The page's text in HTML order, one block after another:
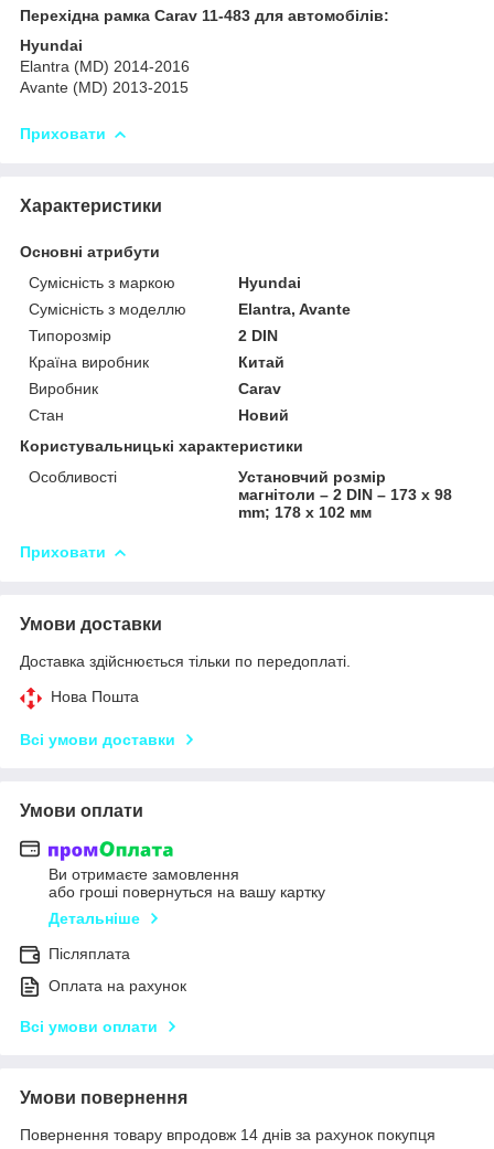
Перехідна рамка Carav 11-483 для автомобілів:
Hyundai
Elantra (MD) 2014-2016
Avante (MD) 2013-2015
Приховати
Характеристики
Основні атрибути
Сумісність з маркою
Hyundai
Сумісність з моделлю
Elantra, Avante
Типорозмір
2 DIN
Країна виробник
Китай
Виробник
Carav
Стан
Новий
Користувальницькі характеристики
Особливості
Установчий розмір
магнітоли – 2 DIN – 173 x 98
mm; 178 x 102 мм
Приховати
Умови доставки
Доставка здійснюється тільки по передоплаті.
Нова Пошта
Всі умови доставки
Умови оплати
Ви отримаєте замовлення
або гроші повернуться на вашу картку
Детальніше
Післяплата
Оплата на рахунок
Всі умови оплати
Умови повернення
Повернення товару впродовж 14 днів за рахунок покупця